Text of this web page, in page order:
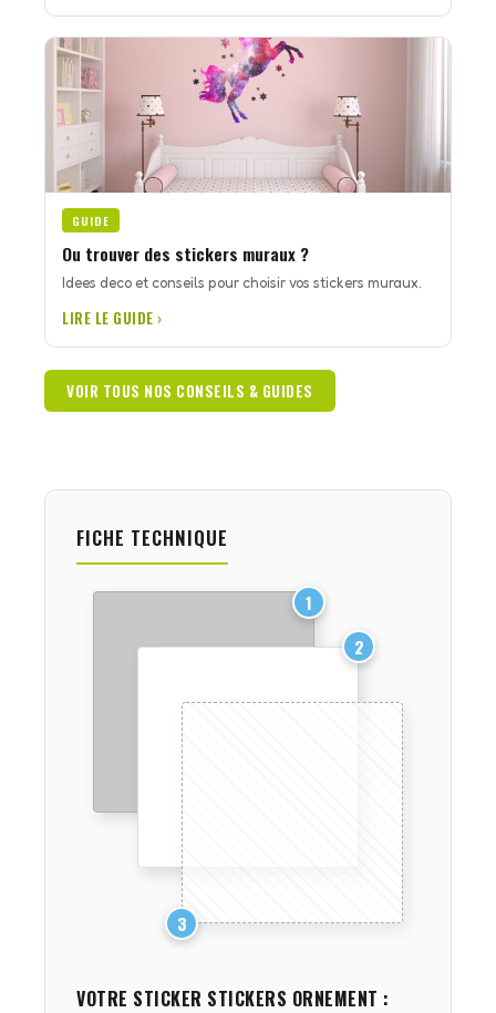
GUIDE
Ou trouver des stickers muraux ?
Idees deco et conseils pour choisir vos stickers muraux.
LIRE LE GUIDE ›
VOIR TOUS NOS CONSEILS & GUIDES
FICHE TECHNIQUE
1
2
3
VOTRE STICKER STICKERS ORNEMENT :